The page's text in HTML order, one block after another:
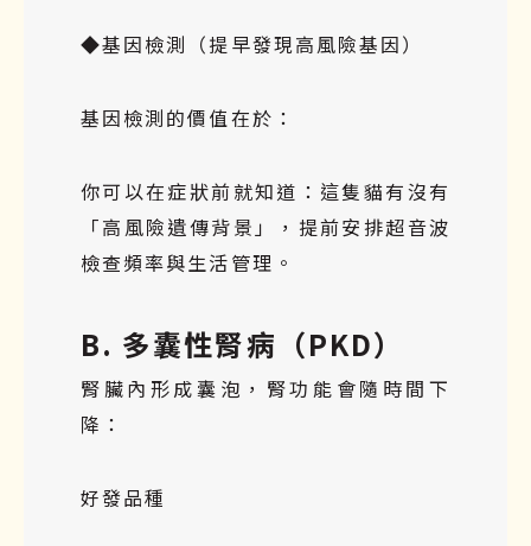
◆基因檢測（提早發現高風險基因）
基因檢測的價值在於：
你可以在症狀前就知道：這隻貓有沒有
「高風險遺傳背景」，提前安排超音波
檢查頻率與生活管理。
B. 多囊性腎病（PKD）
腎臟內形成囊泡，腎功能會隨時間下
降：
好發品種